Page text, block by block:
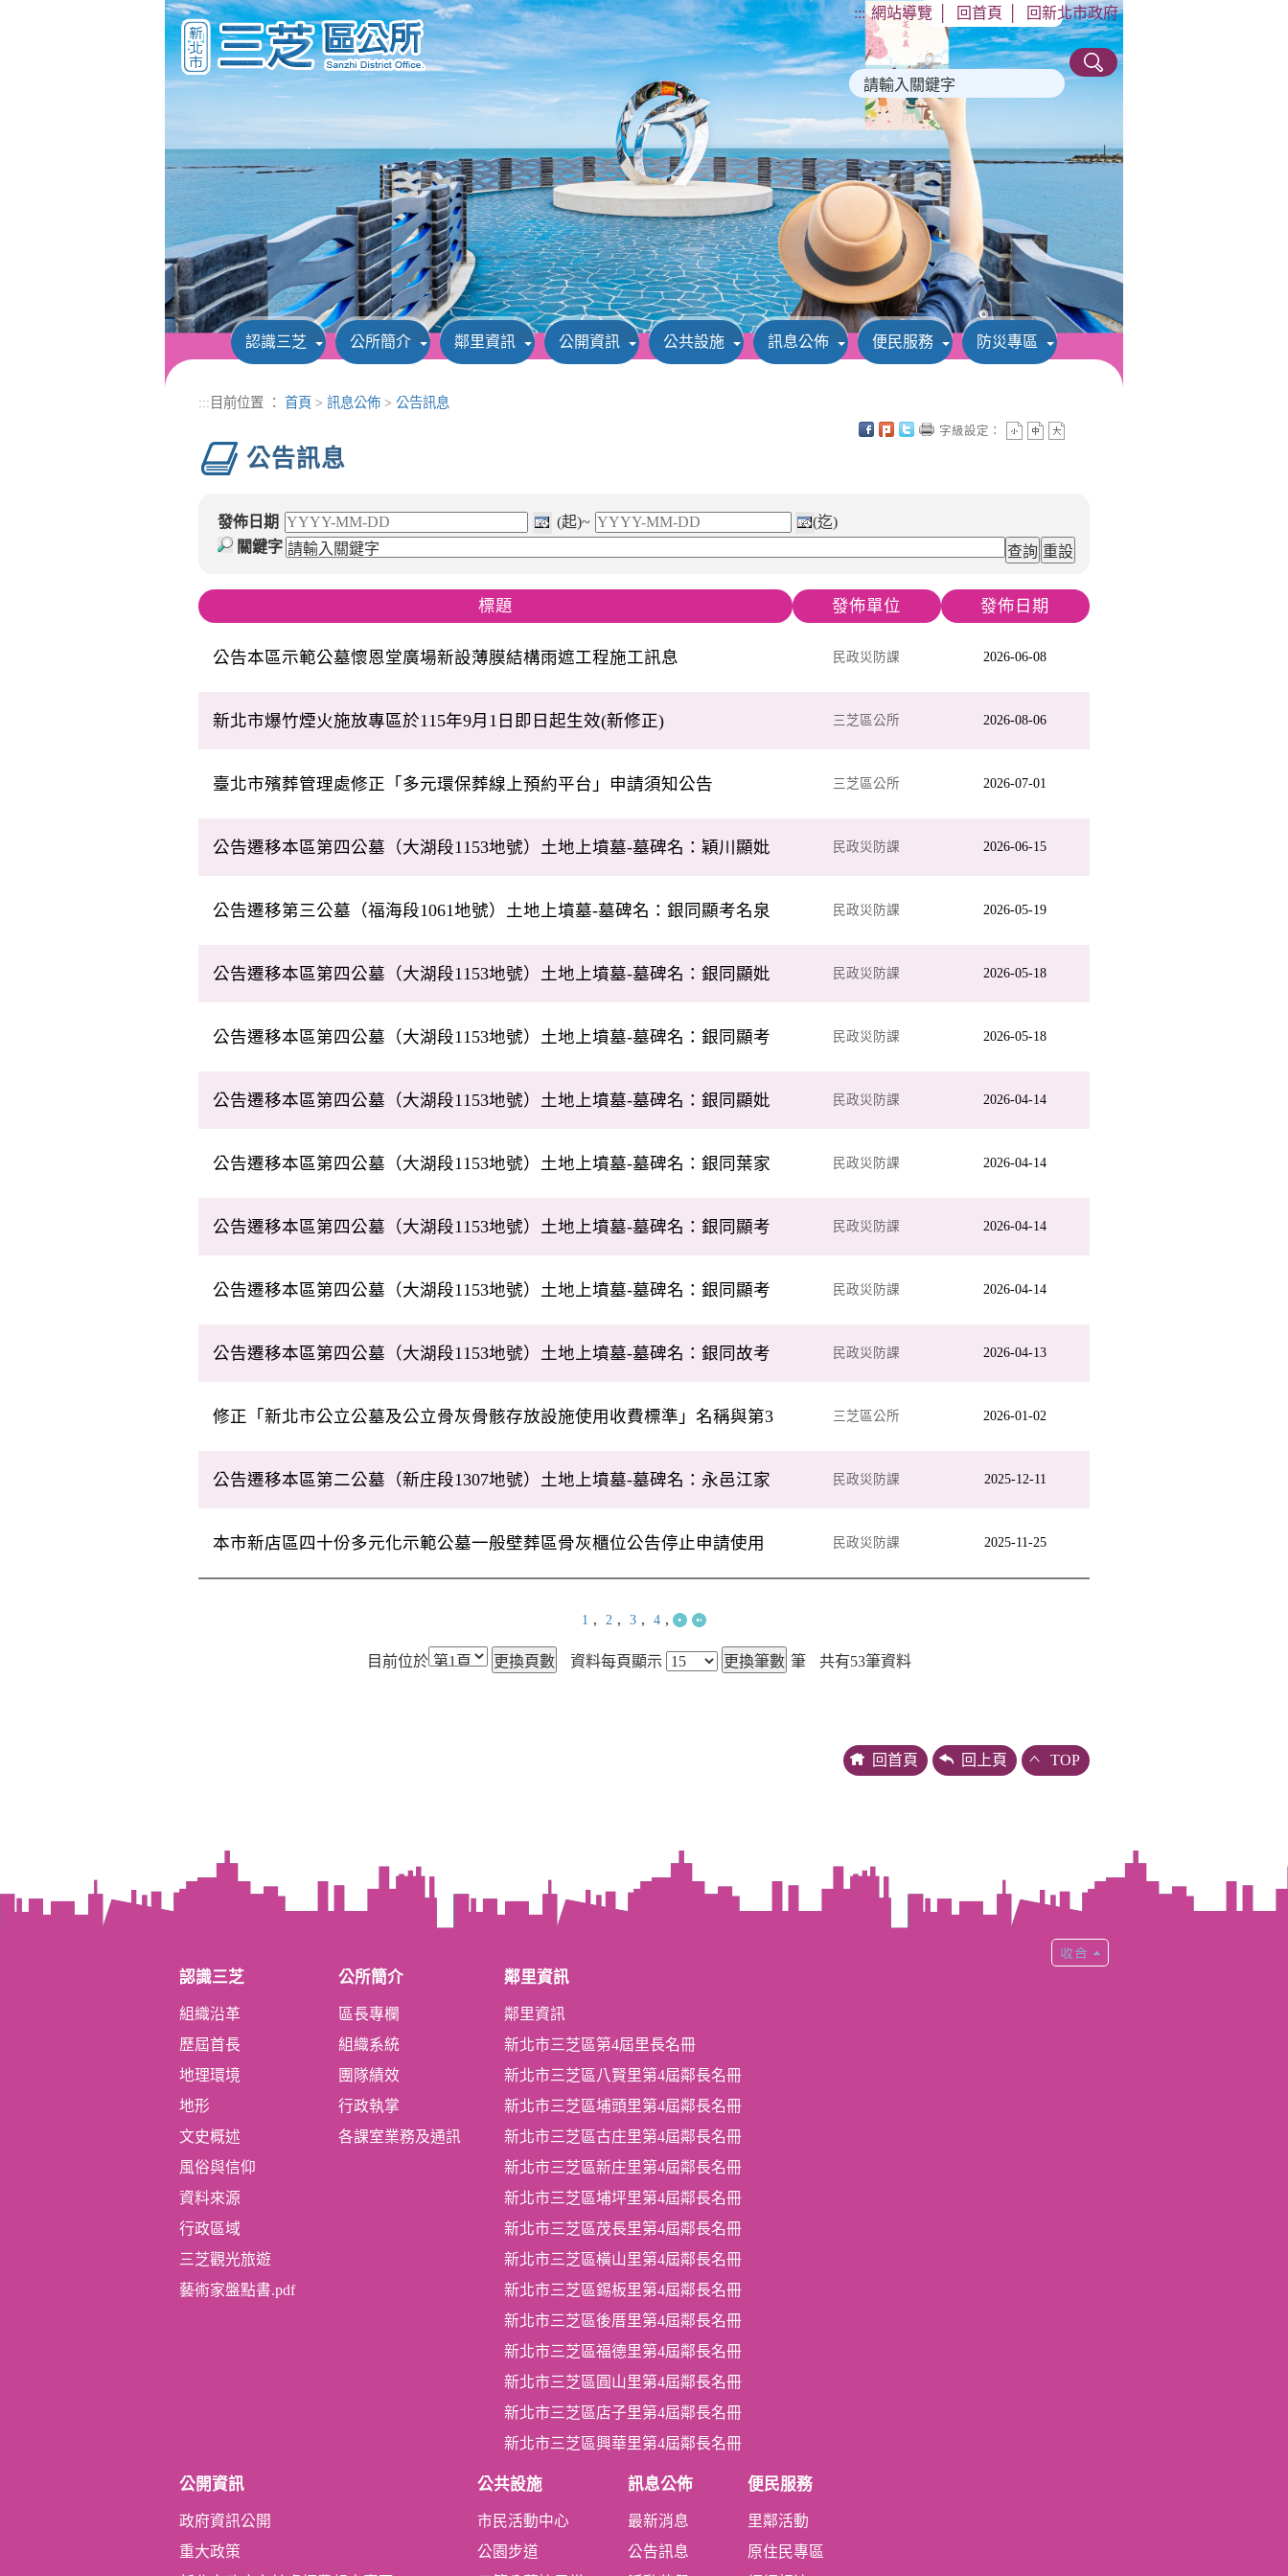
::: 網站導覽 回首頁 回新北市政府
認識三芝 公所簡介 鄰里資訊 公開資訊 公共設施 訊息公佈 便民服務 防災專區
::: 目前位置 ： 首頁 > 訊息公佈 > 公告訊息
公告訊息
字級設定：
發佈日期 (起)~
(迄)
關鍵字
標題 發佈單位 發佈日期
公告本區示範公墓懷恩堂廣場新設薄膜結構雨遮工程施工訊息 民政災防課 2026-06-08
新北市爆竹煙火施放專區於115年9月1日即日起生效(新修正) 三芝區公所 2026-08-06
臺北市殯葬管理處修正「多元環保葬線上預約平台」申請須知公告 三芝區公所 2026-07-01
公告遷移本區第四公墓（大湖段1153地號）土地上墳墓-墓碑名：穎川顯妣
民政災防課 2026-06-15
公告遷移第三公墓（福海段1061地號）土地上墳墓-墓碑名：銀同顯考名泉
民政災防課 2026-05-19
公告遷移本區第四公墓（大湖段1153地號）土地上墳墓-墓碑名：銀同顯妣
民政災防課 2026-05-18
公告遷移本區第四公墓（大湖段1153地號）土地上墳墓-墓碑名：銀同顯考
民政災防課 2026-05-18
公告遷移本區第四公墓（大湖段1153地號）土地上墳墓-墓碑名：銀同顯妣
民政災防課 2026-04-14
公告遷移本區第四公墓（大湖段1153地號）土地上墳墓-墓碑名：銀同葉家
民政災防課 2026-04-14
公告遷移本區第四公墓（大湖段1153地號）土地上墳墓-墓碑名：銀同顯考
民政災防課 2026-04-14
公告遷移本區第四公墓（大湖段1153地號）土地上墳墓-墓碑名：銀同顯考
民政災防課 2026-04-14
公告遷移本區第四公墓（大湖段1153地號）土地上墳墓-墓碑名：銀同故考
民政災防課 2026-04-13
修正「新北市公立公墓及公立骨灰骨骸存放設施使用收費標準」名稱與第3
三芝區公所 2026-01-02
公告遷移本區第二公墓（新庄段1307地號）土地上墳墓-墓碑名：永邑江家
民政災防課 2025-12-11
本市新店區四十份多元化示範公墓一般壁葬區骨灰櫃位公告停止申請使用 民政災防課 2025-11-25
1 , 2 , 3 , 4 ,
目前位於 資料每頁顯示 筆 共有53筆資料
回首頁 回上頁 TOP
認識三芝
組織沿革
歷屆首長
地理環境
地形
文史概述
風俗與信仰
資料來源
行政區域
三芝觀光旅遊
藝術家盤點書.pdf
公所簡介
區長專欄
組織系統
團隊績效
行政執掌
各課室業務及通訊
鄰里資訊
鄰里資訊
新北市三芝區第4屆里長名冊
新北市三芝區八賢里第4屆鄰長名冊
新北市三芝區埔頭里第4屆鄰長名冊
新北市三芝區古庄里第4屆鄰長名冊
新北市三芝區新庄里第4屆鄰長名冊
新北市三芝區埔坪里第4屆鄰長名冊
新北市三芝區茂長里第4屆鄰長名冊
新北市三芝區橫山里第4屆鄰長名冊
新北市三芝區錫板里第4屆鄰長名冊
新北市三芝區後厝里第4屆鄰長名冊
新北市三芝區福德里第4屆鄰長名冊
新北市三芝區圓山里第4屆鄰長名冊
新北市三芝區店子里第4屆鄰長名冊
新北市三芝區興華里第4屆鄰長名冊
公開資訊
政府資訊公開
重大政策
公共設施
市民活動中心
公園步道
訊息公佈
最新消息
公告訊息
便民服務
里鄰活動
原住民專區